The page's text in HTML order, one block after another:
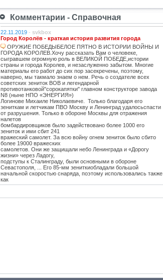
Комментарии - Справочная
22.11.2019 - svkbox
Город Королёв - краткая история развития города
ОРУЖИЕ ПОБЕДЫБЕЛОЕ ПЯТНО В ИСТОРИИ ВОЙНЫ И
ГОРОДА КОРОЛЕВ.Хочу рассказать Вам о человеке,
сыгравшем огромную роль в ВЕЛИКОЙ ПОБЕДЕ,истории
страны и города Королев, и незаслуженно забытом. Многие
материалы его работ до сих пор засекречены, поэтому,
наверно, мы такмало знаем о нем. Речь о создателе всех
советских зениток ВОВ и легендарной
противотанковой"сорокапятки" главном конструкторе завода
N8 (ныне НПО «ЭНЕРГИЯ»)
Логинове Михаиле Николаевиче. Только благодаря его
зениткам и летчикам ПВО Москву и Ленинград удалосьспасти
от разрушения. Только в обороне Москвы для отражения
налетов
бомбардировщиков было задействовано более 1000 его
зениток и ими сбит 241
вражеский самолет. За всю войну огнем зениток было сбито
более 19000 вражеских
самолетов. Они же защищали небо Ленинграда и «Дорогу
жизни» через Ладогу,
подступы к Сталинграду, были основными в обороне
Севастополя, ... Его 85-мм зениткиобладали большой
начальной скоростью снаряда, поэтому использовались также
как
противотанковые, на прямую наводку для борьбы с тяжёлыми
Пантера. С 1943 года после Курской битвы и испытательных
благодаря прогрессивным методам конвейерной сборки